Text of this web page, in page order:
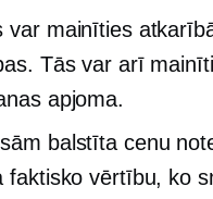
var mainīties
Tās var arī
apjoma.
balstīta cenu
faktisko vērtību, ko